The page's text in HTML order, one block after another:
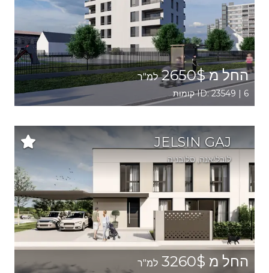
החל מ 2650$ למ"ר
ID: 23549 | 6 קומות
JELSIN GAJ
לובליאנה, סלובניה
החל מ 3260$ למ"ר